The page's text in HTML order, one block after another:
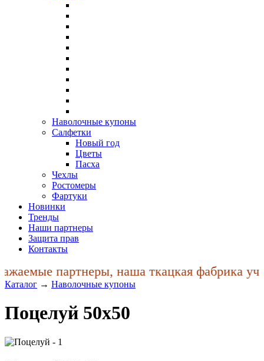
Наволочные купоны
Салфетки
Новый год
Цветы
Пасха
Чехлы
Ростомеры
Фартуки
Новинки
Тренды
Наши партнеры
Защита прав
Контакты
партнеры, наша ткацкая фабрика
Каталог → Наволочные купоны
Поцелуй 50x50